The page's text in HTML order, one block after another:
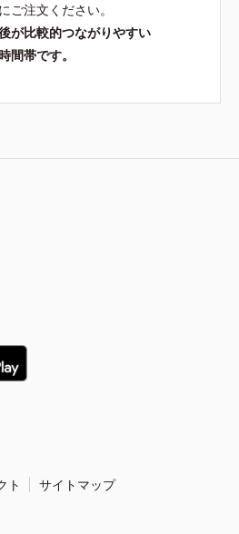
ご注文ください。
が比較的つながりやすい
間帯です。
ト サイトマップ